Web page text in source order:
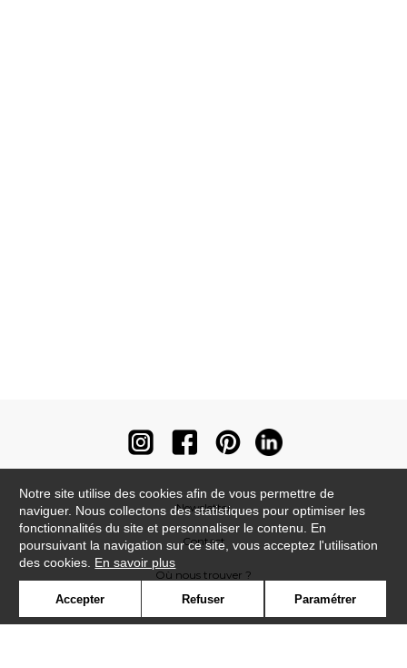
Newsletter
Contact
Où nous trouver ?
Notre site utilise des cookies afin de vous permettre de
naviguer. Nous collectons des statistiques pour optimiser les
fonctionnalités du site et personnaliser le contenu. En
poursuivant la navigation sur ce site, vous acceptez l'utilisation
des cookies. En savoir plus
Accepter Refuser Paramétrer